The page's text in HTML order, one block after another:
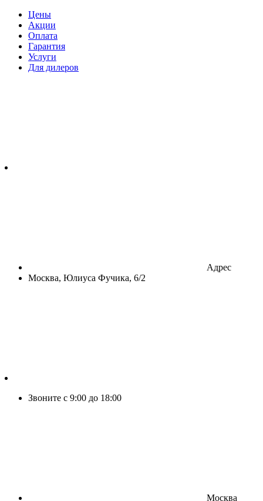
Цены
Акции
Оплата
Гарантия
Услуги
Для дилеров
Адрес
Москва, Юлиуса Фучика, 6/2
Звоните с 9:00 до 18:00
Москва